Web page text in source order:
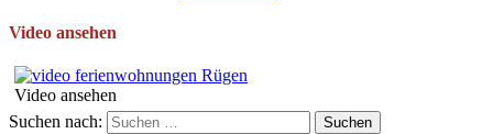
Video ansehen
Video ansehen
Suchen nach: